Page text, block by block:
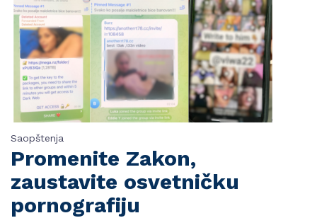
Saopštenja
Promenite Zakon,
zaustavite osvetničku
pornografiju